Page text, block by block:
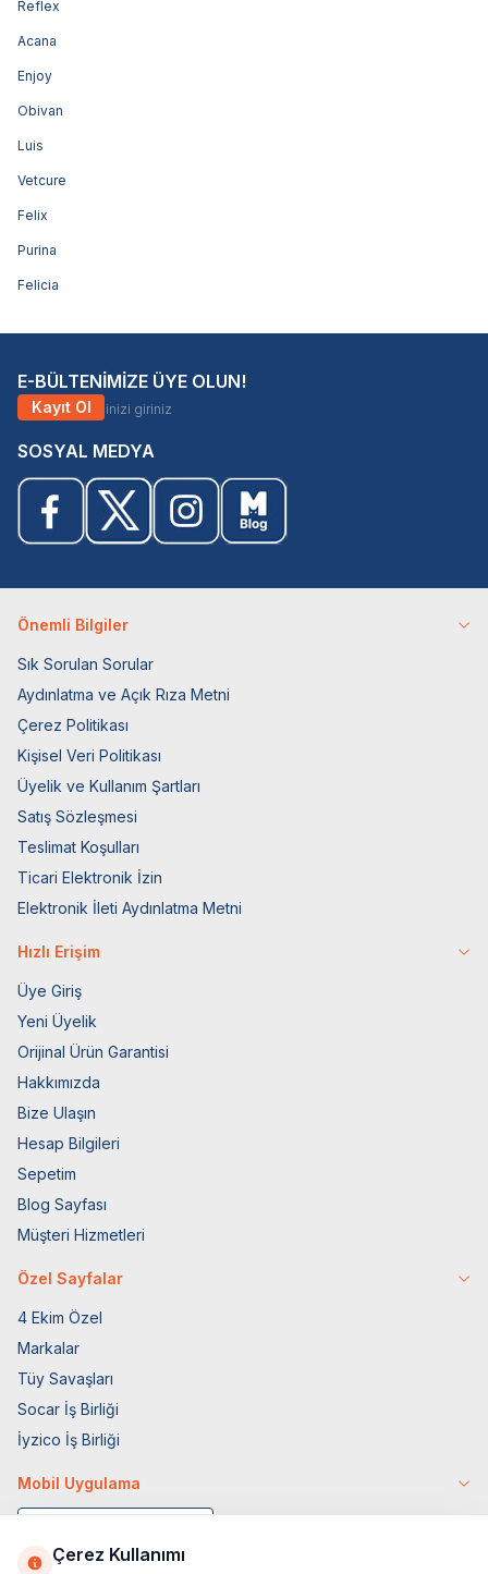
Reflex
Acana
Enjoy
Obivan
Luis
Vetcure
Felix
Purina
Felicia
E-BÜLTENİMİZE ÜYE OLUN!
Kayıt Ol
SOSYAL MEDYA
Önemli Bilgiler
Sık Sorulan Sorular
Aydınlatma ve Açık Rıza Metni
Çerez Politikası
Kişisel Veri Politikası
Üyelik ve Kullanım Şartları
Satış Sözleşmesi
Teslimat Koşulları
Ticari Elektronik İzin
Elektronik İleti Aydınlatma Metni
Hızlı Erişim
Üye Giriş
Yeni Üyelik
Orijinal Ürün Garantisi
Hakkımızda
Bize Ulaşın
Hesap Bilgileri
Sepetim
Blog Sayfası
Müşteri Hizmetleri
Özel Sayfalar
4 Ekim Özel
Markalar
Tüy Savaşları
Socar İş Birliği
İyzico İş Birliği
Mobil Uygulama
Çerez Kullanımı